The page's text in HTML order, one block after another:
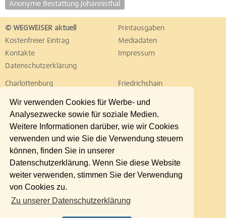
Wir verwenden Cookies für Werbe- und
Analysezwecke sowie für soziale Medien.
Weitere Informationen darüber, wie wir Cookies
verwenden und wie Sie die Verwendung steuern
können, finden Sie in unserer
Datenschutzerklärung. Wenn Sie diese Website
weiter verwenden, stimmen Sie der Verwendung
von Cookies zu.
Zu unserer Datenschutzerklärung
Anonyme Bestattung Johannisthal
© WEGWEISER aktuell
Printausgaben
Kostenfreier Eintrag
Mediadaten
Kontakte
Impressum
Datenschutzerklärung
Charlottenburg
Friedrichshain
Lichtenberg
Marzahn
Neukölln
Pankow
Reinickendorf
Schöneberg
Spandau
Steglitz
Tempelhof
Treptow
Umland Ost